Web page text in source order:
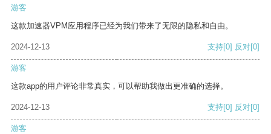
游客
这款加速器VPM应用程序已经为我们带来了无限的隐私和自由。
2024-12-13 支持[0] 反对[0]
游客
这款app的用户评论非常真实，可以帮助我做出更准确的选择。
2024-12-13 支持[0] 反对[0]
游客